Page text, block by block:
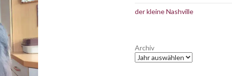
der kleine Nashville
Archiv